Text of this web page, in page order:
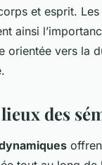
et esprit.
ainsi
orientée vers la
des